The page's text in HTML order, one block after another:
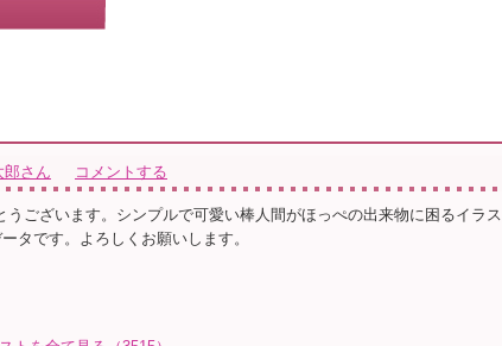
さん コメントする
うございます。シンプルで可愛い棒人間がほっぺの出来物に困るイラス
タです。よろしくお願いします。